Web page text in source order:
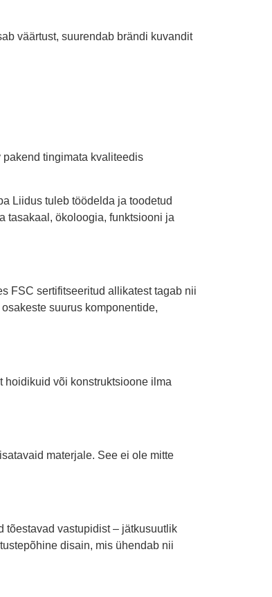
väärtust, suurendab brändi kuvandit
tingimata kvaliteedis
Liidus tuleb töödelda ja toodetud
tasakaal, ökoloogia, funktsiooni ja
FSC sertifitseeritud allikatest tagab nii
suurus komponentide,
või konstruktsioone ilma
materjale. See ei ole mitte
tõestavad vastupidist – jätkusuutlik
disain, mis ühendab nii